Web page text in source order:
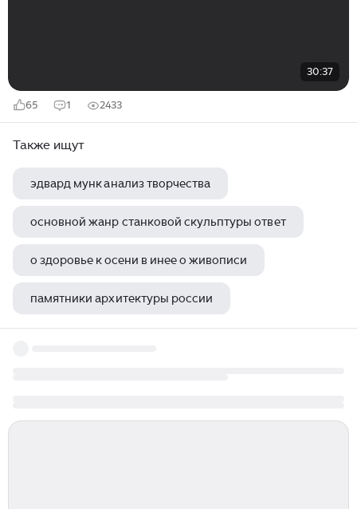
30:37
65 1 2433
Также ищут
эдвард мунк анализ творчества
основной жанр станковой скульптуры ответ
о здоровье к осени в инее о живописи
памятники архитектуры россии